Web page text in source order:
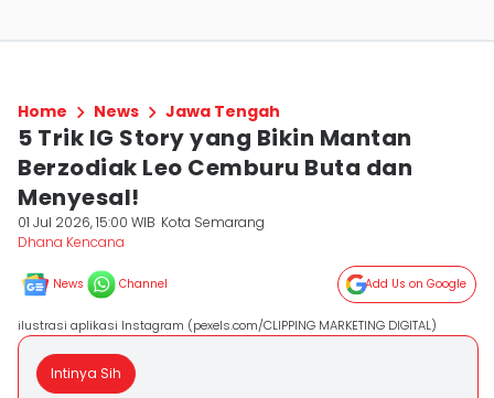
Home News Jawa Tengah
5 Trik IG Story yang Bikin Mantan
Berzodiak Leo Cemburu Buta dan
Menyesal!
01 Jul 2026, 15:00 WIB Kota Semarang
Dhana Kencana
News Channel Add Us on Google
ilustrasi aplikasi Instagram (pexels.com/CLIPPING MARKETING DIGITAL)
Intinya Sih